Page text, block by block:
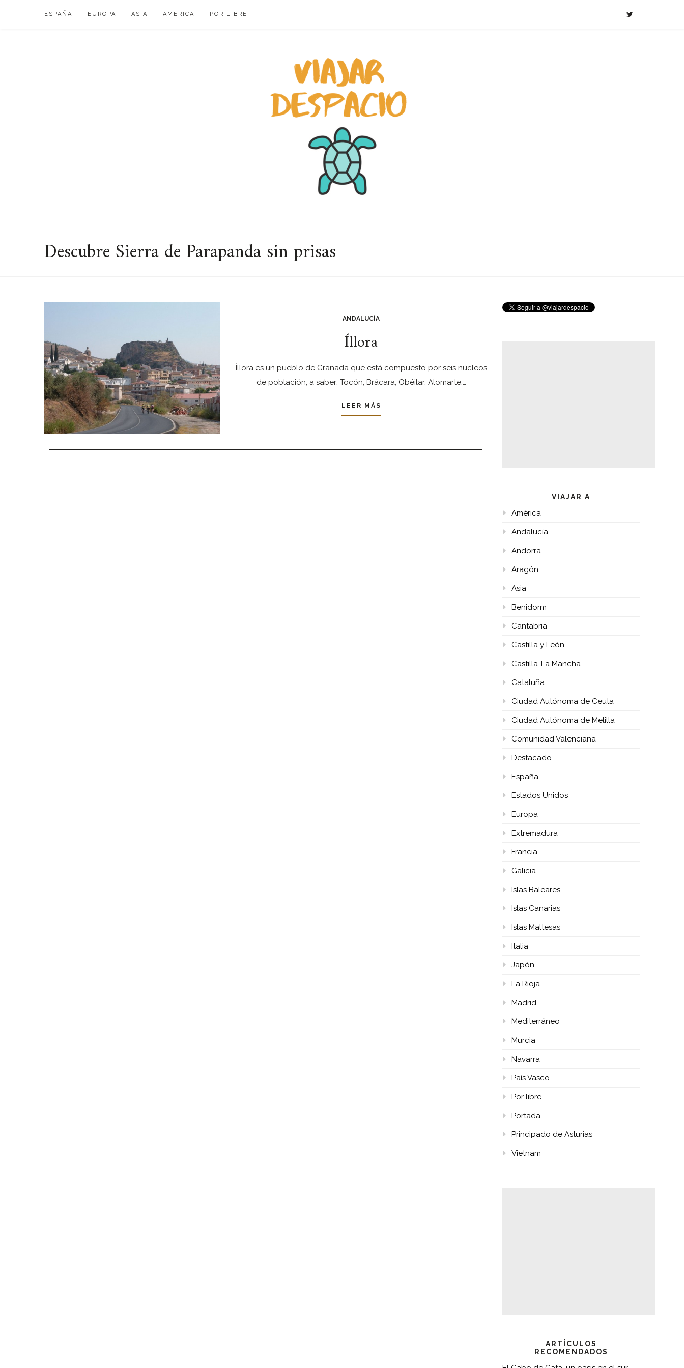
ESPAÑA EUROPA ASIA AMÉRICA POR LIBRE
Descubre Sierra de Parapanda sin prisas
ANDALUCÍA
Íllora
Íllora es un pueblo de Granada que está compuesto por seis núcleos
de población, a saber: Tocón, Brácara, Obéilar, Alomarte,…
LEER MÁS
VIAJAR A
América
Andalucía
Andorra
Aragón
Asia
Benidorm
Cantabria
Castilla y León
Castilla-La Mancha
Cataluña
Ciudad Autónoma de Ceuta
Ciudad Autónoma de Melilla
Comunidad Valenciana
Destacado
España
Estados Unidos
Europa
Extremadura
Francia
Galicia
Islas Baleares
Islas Canarias
Islas Maltesas
Italia
Japón
La Rioja
Madrid
Mediterráneo
Murcia
Navarra
País Vasco
Por libre
Portada
Principado de Asturias
Vietnam
ARTÍCULOS
RECOMENDADOS